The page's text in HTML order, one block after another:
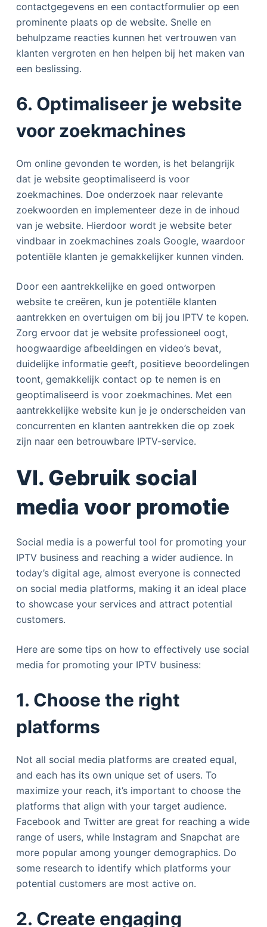
contactgegevens en een contactformulier op een
prominente plaats op de website. Snelle en
behulpzame reacties kunnen het vertrouwen van
klanten vergroten en hen helpen bij het maken van
een beslissing.
6. Optimaliseer je website
voor zoekmachines
Om online gevonden te worden, is het belangrijk
dat je website geoptimaliseerd is voor
zoekmachines. Doe onderzoek naar relevante
zoekwoorden en implementeer deze in de inhoud
van je website. Hierdoor wordt je website beter
vindbaar in zoekmachines zoals Google, waardoor
potentiële klanten je gemakkelijker kunnen vinden.
Door een aantrekkelijke en goed ontworpen
website te creëren, kun je potentiële klanten
aantrekken en overtuigen om bij jou IPTV te kopen.
Zorg ervoor dat je website professioneel oogt,
hoogwaardige afbeeldingen en video’s bevat,
duidelijke informatie geeft, positieve beoordelingen
toont, gemakkelijk contact op te nemen is en
geoptimaliseerd is voor zoekmachines. Met een
aantrekkelijke website kun je je onderscheiden van
concurrenten en klanten aantrekken die op zoek
zijn naar een betrouwbare IPTV-service.
VI. Gebruik social
media voor promotie
Social media is a powerful tool for promoting your
IPTV business and reaching a wider audience. In
today’s digital age, almost everyone is connected
on social media platforms, making it an ideal place
to showcase your services and attract potential
customers.
Here are some tips on how to effectively use social
media for promoting your IPTV business:
1. Choose the right
platforms
Not all social media platforms are created equal,
and each has its own unique set of users. To
maximize your reach, it’s important to choose the
platforms that align with your target audience.
Facebook and Twitter are great for reaching a wide
range of users, while Instagram and Snapchat are
more popular among younger demographics. Do
some research to identify which platforms your
potential customers are most active on.
2. Create engaging